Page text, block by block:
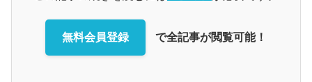
無料会員登録 で全記事が閲覧可能！